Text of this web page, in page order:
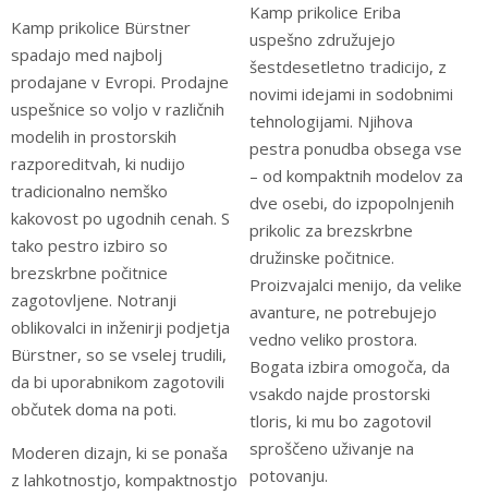
Kamp prikolice Bürstner
spadajo med najbolj
prodajane v Evropi. Prodajne
uspešnice so voljo v različnih
modelih in prostorskih
razporeditvah, ki nudijo
tradicionalno nemško
kakovost po ugodnih cenah. S
tako pestro izbiro so
brezskrbne počitnice
zagotovljene. Notranji
oblikovalci in inženirji podjetja
Bürstner, so se vselej trudili,
da bi uporabnikom zagotovili
občutek doma na poti.
Moderen dizajn, ki se ponaša
z lahkotnostjo, kompaktnostjo
Kamp prikolice Eriba
uspešno združujejo
šestdesetletno tradicijo, z
novimi idejami in sodobnimi
tehnologijami. Njihova
pestra ponudba obsega vse
– od kompaktnih modelov za
dve osebi, do izpopolnjenih
prikolic za brezskrbne
družinske počitnice.
Proizvajalci menijo, da velike
avanture, ne potrebujejo
vedno veliko prostora.
Bogata izbira omogoča, da
vsakdo najde prostorski
tloris, ki mu bo zagotovil
sproščeno uživanje na
potovanju.